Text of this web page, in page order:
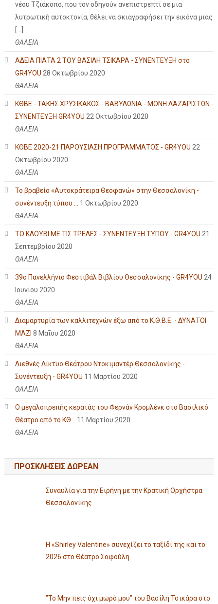
νέου Τζιάκοπο, που τον οδηγούν ανεπιστρεπτί σε μια
λυτρωτική αυτοκτονία, θέλει να σκιαγραφήσει την εικόνα μιας
ΘΑΛΕΙΑ
ΑΔΕΙΑ ΠΙΑΤΑ 2 ΤΟΥ ΒΑΣΙΛΗ ΤΣΙΚΑΡΑ - ΣΥΝΕΝΤΕΥΞΗ στο
GR4YOU 28 Οκτωβρίου 2020
ΘΑΛΕΙΑ
ΚΘΒΕ - ΤΑΚΗΣ ΧΡΥΣΙΚΑΚΟΣ - ΒΑΒΥΛΩΝΙΑ - ΜΟΝΗ ΛΑΖΑΡΙΣΤΩΝ -
ΣΥΝΕΝΤΕΥΞΗ GR4YOU 22 Οκτωβρίου 2020
ΘΑΛΕΙΑ
ΚΘΒΕ 2020-21 ΠΑΡΟΥΣΙΑΣΗ ΠΡΟΓΡΑΜΜΑΤΟΣ - GR4YOU 22
Οκτωβρίου 2020
ΘΑΛΕΙΑ
Το βραβείο «Αυτοκράτειρα Θεοφανώ» στην Θεσσαλονίκη -
συνέντευξη τύπου ...
1 Οκτωβρίου 2020
ΘΑΛΕΙΑ
ΤΟ ΚΛΟΥΒΙ ΜΕ ΤΙΣ ΤΡΕΛΕΣ - ΣΥΝΕΝΤΕΥΞΗ ΤΥΠΟΥ - GR4YOU 21
Σεπτεμβρίου 2020
ΘΑΛΕΙΑ
39ο Πανελλήνιο Φεστιβάλ Βιβλίου Θεσσαλονίκης - GR4YOU 24
Ιουνίου 2020
ΘΑΛΕΙΑ
Διαμαρτυρία των καλλιτεχνών έξω από το Κ.Θ.Β.Ε. - ΔΥΝΑΤΟΙ
ΜΑΖΙ 8 Μαΐου 2020
ΘΑΛΕΙΑ
Διεθνές Δίκτυο Θεάτρου Ντοκιμαντέρ Θεσσαλονίκης -
Συνέντευξη - GR4YOU 11 Μαρτίου 2020
ΘΑΛΕΙΑ
Ο μεγαλοπρεπής κερατάς του Φερνάν Κρομλένκ στο Βασιλικό
Θέατρο από το ΚΘ...
11 Μαρτίου 2020
ΘΑΛΕΙΑ
ΠΡΟΣΚΛΗΣΕΙΣ ΔΩΡΕΑΝ
Συναυλία για την Ειρήνη με την Κρατική Ορχήστρα
Θεσσαλονίκης
Η «Shirley Valentine» συνεχίζει το ταξίδι της και το
2026 στο Θέατρο Σοφούλη
”Το Μην πεις όχι μωρό μου” του Βασίλη Τσικάρα στο